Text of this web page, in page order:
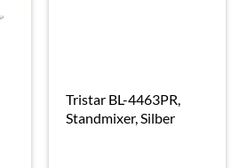
Tristar BL-4463PR,
Standmixer, Silber